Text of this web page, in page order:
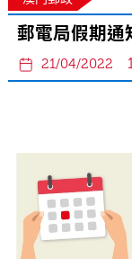
郵電局假期通
21/04/2022